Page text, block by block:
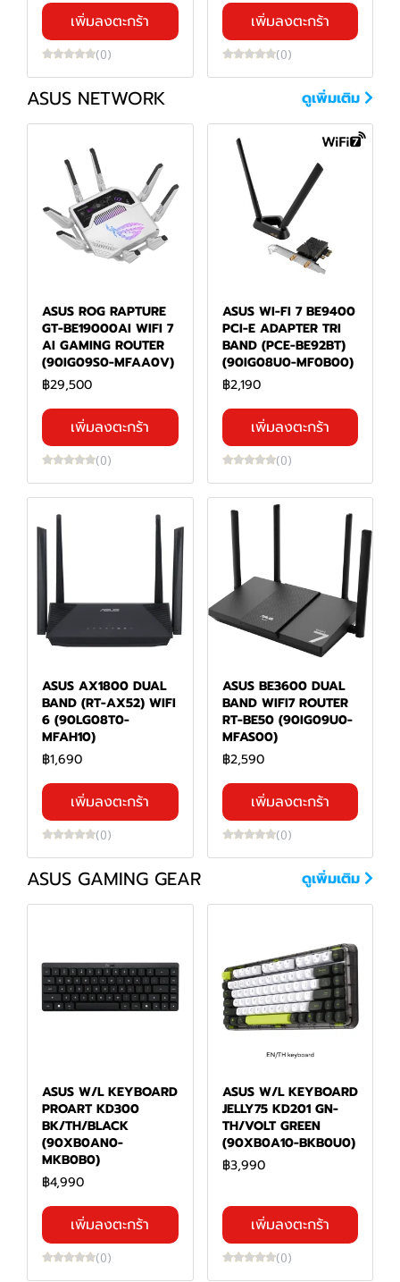
เพิ่มลงตะกร้า
(0)
เพิ่มลงตะกร้า
(0)
ASUS NETWORK ดูเพิ่มเติม
ASUS ROG RAPTURE
GT-BE19000AI WIFI 7
AI GAMING ROUTER
(90IG09S0-MFAA0V)
฿29,500
เพิ่มลงตะกร้า
(0)
ASUS WI-FI 7 BE9400
PCI-E ADAPTER TRI
BAND (PCE-BE92BT)
(90IG08U0-MF0B00)
฿2,190
เพิ่มลงตะกร้า
(0)
ASUS AX1800 DUAL
BAND (RT-AX52) WIFI
6 (90LG08T0-
MFAH10)
฿1,690
เพิ่มลงตะกร้า
(0)
ASUS BE3600 DUAL
BAND WIFI7 ROUTER
RT-BE50 (90IG09U0-
MFAS00)
฿2,590
เพิ่มลงตะกร้า
(0)
ASUS GAMING GEAR ดูเพิ่มเติม
ASUS W/L KEYBOARD
PROART KD300
BK/TH/BLACK
(90XB0AN0-
MKB0B0)
฿4,990
เพิ่มลงตะกร้า
(0)
ASUS W/L KEYBOARD
JELLY75 KD201 GN-
TH/VOLT GREEN
(90XB0A10-BKB0U0)
฿3,990
เพิ่มลงตะกร้า
(0)